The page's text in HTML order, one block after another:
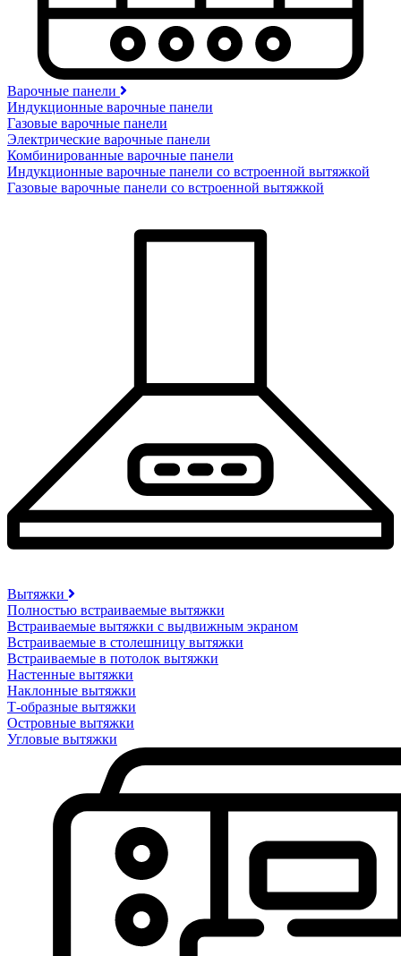
Варочные панели
Индукционные варочные панели
Газовые варочные панели
Электрические варочные панели
Комбинированные варочные панели
Индукционные варочные панели со встроенной вытяжкой
Газовые варочные панели со встроенной вытяжкой
Вытяжки
Полностью встраиваемые вытяжки
Встраиваемые вытяжки с выдвижным экраном
Встраиваемые в столешницу вытяжки
Встраиваемые в потолок вытяжки
Настенные вытяжки
Наклонные вытяжки
Т-образные вытяжки
Островные вытяжки
Угловые вытяжки